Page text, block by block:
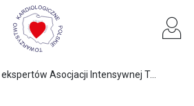
Asocjacji Intensywnej T...